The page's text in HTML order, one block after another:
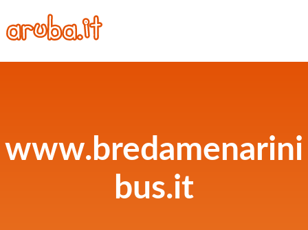
www.bredamenarini
bus.it